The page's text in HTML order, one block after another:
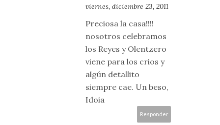
viernes, diciembre 23, 2011
Preciosa la casa!!!!
nosotros celebramos
los Reyes y Olentzero
viene para los crios y
algún detallito
siempre cae. Un beso,
Idoia
Responder